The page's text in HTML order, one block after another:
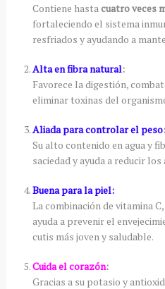
Contiene hasta cuatro veces
fortaleciendo el sistema
resfriados y ayudando a
Alta en fibra natural:
Favorece la digestión,
eliminar toxinas del
Aliada para controlar el peso:
Su alto contenido en agua y
saciedad y ayuda a reducir los
Buena para la piel:
La combinación de vitamina
ayuda a prevenir el
cutis más joven y saludable.
Cuida el corazón:
Gracias a su potasio y